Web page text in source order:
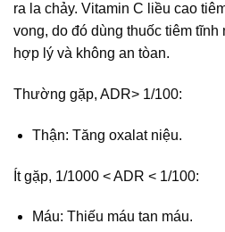
ra la chảy. Vitamin C liều cao
vong, do đó dùng thuốc tiêm
hợp lý và không an tòan.
Thường gặp, ADR> 1/100:
Thận: Tăng oxalat niệu.
Ít gặp, 1/1000 < ADR < 1/100:
Máu: Thiếu máu tan máu.